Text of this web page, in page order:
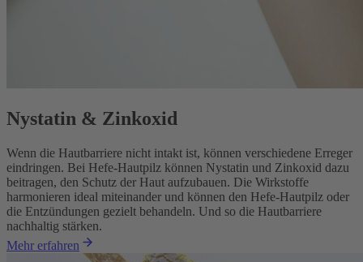
Nystatin & Zinkoxid
Wenn die Hautbarriere nicht intakt ist, können verschiedene Erreger
eindringen. Bei Hefe-Hautpilz können Nystatin und Zinkoxid dazu
beitragen, den Schutz der Haut aufzubauen. Die Wirkstoffe
harmonieren ideal miteinander und können den Hefe-Hautpilz oder
die Entzündungen gezielt behandeln. Und so die Hautbarriere
nachhaltig stärken.
Mehr erfahren